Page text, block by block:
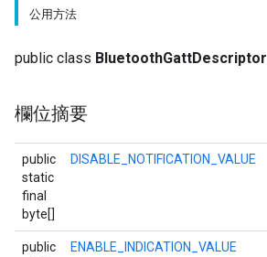
公用方法
public class BluetoothGattDescriptor
欄位摘要
public
static
final
byte[]
DISABLE_NOTIFICATION_VALUE
public
ENABLE_INDICATION_VALUE